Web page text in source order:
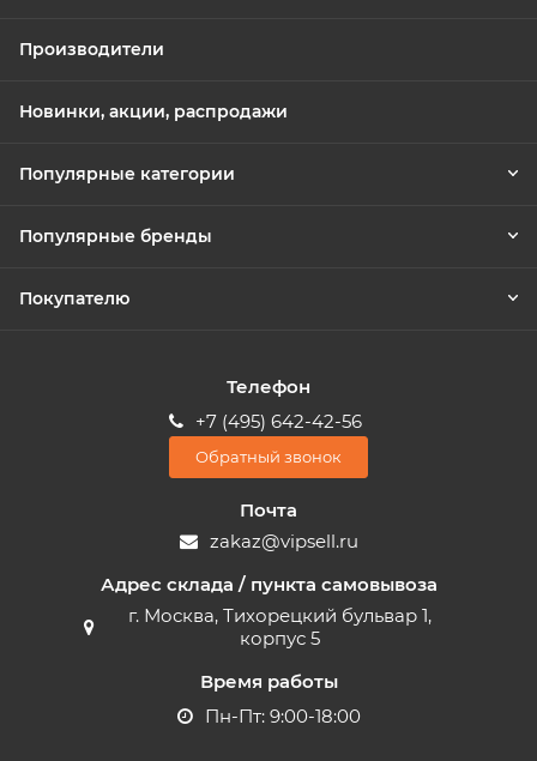
Производители
Новинки, акции, распродажи
Популярные категории
Популярные бренды
Покупателю
Телефон
+7 (495) 642-42-56
Обратный звонок
Почта
zakaz@vipsell.ru
Адрес склада / пункта самовывоза
г. Москва, Тихорецкий бульвар 1,
корпус 5
Время работы
Пн-Пт: 9:00-18:00